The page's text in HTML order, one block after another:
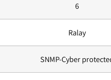
6
Ralay
SNMP-Cyber